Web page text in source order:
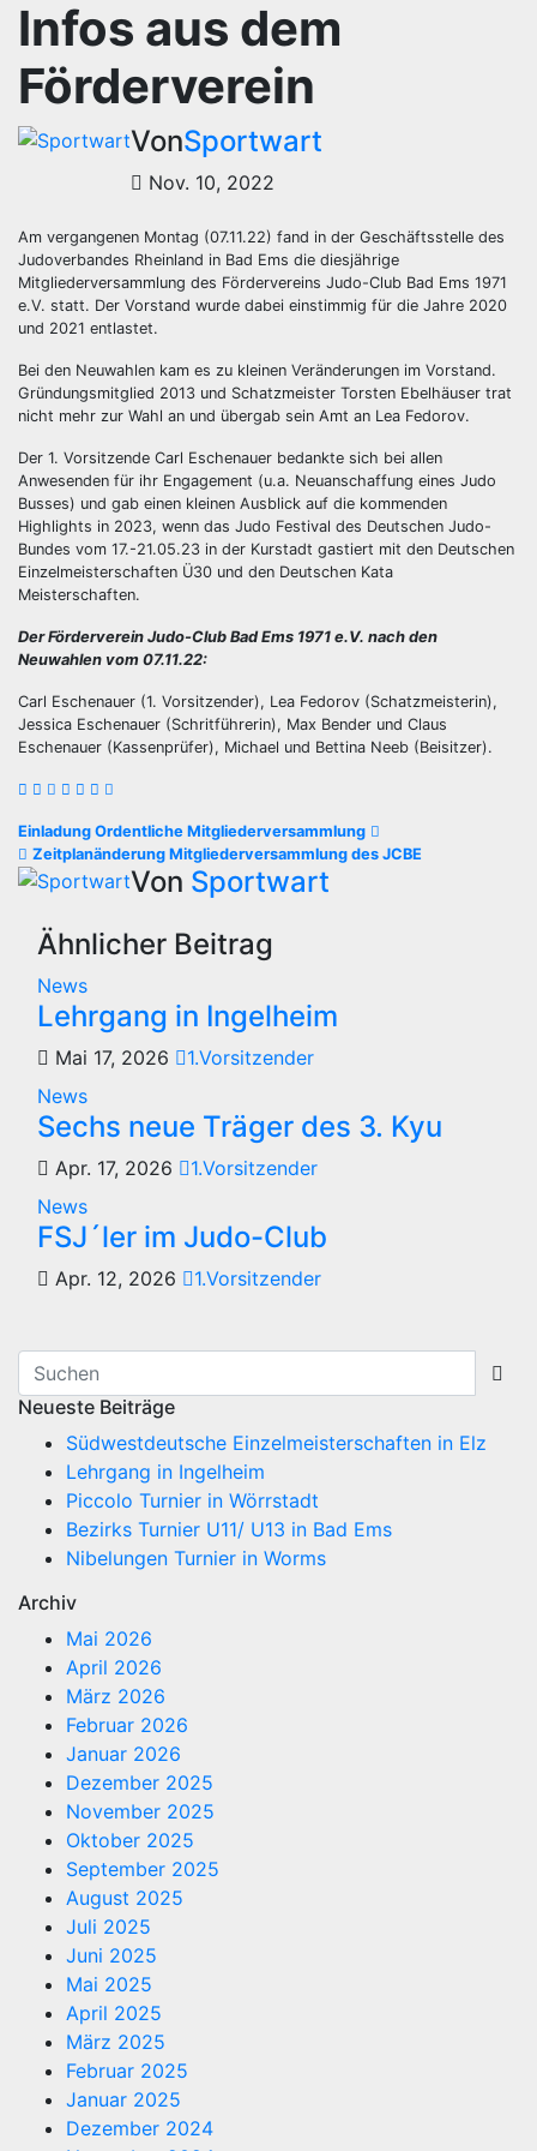
Infos aus dem
Förderverein
VonSportwart
Nov. 10, 2022
Am vergangenen Montag (07.11.22) fand in der Geschäftsstelle des
Judoverbandes Rheinland in Bad Ems die diesjährige
Mitgliederversammlung des Fördervereins Judo-Club Bad Ems 1971
e.V. statt. Der Vorstand wurde dabei einstimmig für die Jahre 2020
und 2021 entlastet.
Bei den Neuwahlen kam es zu kleinen Veränderungen im Vorstand.
Gründungsmitglied 2013 und Schatzmeister Torsten Ebelhäuser trat
nicht mehr zur Wahl an und übergab sein Amt an Lea Fedorov.
Der 1. Vorsitzende Carl Eschenauer bedankte sich bei allen
Anwesenden für ihr Engagement (u.a. Neuanschaffung eines Judo
Busses) und gab einen kleinen Ausblick auf die kommenden
Highlights in 2023, wenn das Judo Festival des Deutschen Judo-
Bundes vom 17.-21.05.23 in der Kurstadt gastiert mit den Deutschen
Einzelmeisterschaften Ü30 und den Deutschen Kata
Meisterschaften.
Der Förderverein Judo-Club Bad Ems 1971 e.V. nach den
Neuwahlen vom 07.11.22:
Carl Eschenauer (1. Vorsitzender), Lea Fedorov (Schatzmeisterin),
Jessica Eschenauer (Schritführerin), Max Bender und Claus
Eschenauer (Kassenprüfer), Michael und Bettina Neeb (Beisitzer).
Beitragsnavigation
Einladung Ordentliche Mitgliederversammlung
Zeitplanänderung Mitgliederversammlung des JCBE
Von Sportwart
Ähnlicher Beitrag
News
Lehrgang in Ingelheim
Mai 17, 2026
1.Vorsitzender
News
Sechs neue Träger des 3. Kyu
Apr. 17, 2026
1.Vorsitzender
News
FSJ´ler im Judo-Club
Apr. 12, 2026 1.Vorsitzender
Neueste Beiträge
Südwestdeutsche Einzelmeisterschaften in Elz
Lehrgang in Ingelheim
Piccolo Turnier in Wörrstadt
Bezirks Turnier U11/ U13 in Bad Ems
Nibelungen Turnier in Worms
Archiv
Mai 2026
April 2026
März 2026
Februar 2026
Januar 2026
Dezember 2025
November 2025
Oktober 2025
September 2025
August 2025
Juli 2025
Juni 2025
Mai 2025
April 2025
März 2025
Februar 2025
Januar 2025
Dezember 2024